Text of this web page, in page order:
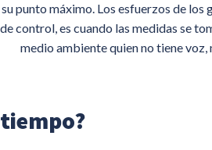
punto máximo. Los esfuerzos de
control, es cuando las medidas se
medio ambiente quien no tiene voz,